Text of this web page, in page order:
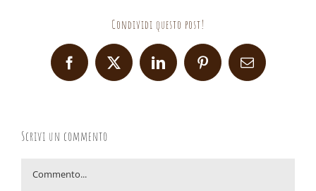
Condividi questo post!
Facebook
X LinkedInPinterestEmail
Scrivi un commento